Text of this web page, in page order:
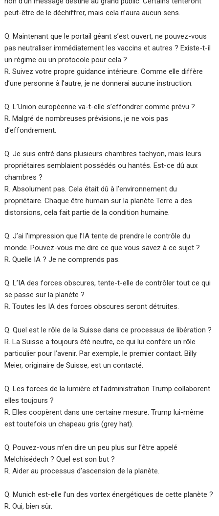
peut-être de le déchiffrer, mais cela n’aura aucun sens.
Q. Maintenant que le portail géant s’est ouvert, ne pouvez-vous
pas neutraliser immédiatement les vaccins et autres ? Existe-t-il
un régime ou un protocole pour cela ?
R. Suivez votre propre guidance intérieure. Comme elle diffère
d’une personne à l’autre, je ne donnerai aucune instruction.
Q. L’Union européenne va-t-elle s’effondrer comme prévu ?
R. Malgré de nombreuses prévisions, je ne vois pas
d’effondrement.
Q. Je suis entré dans plusieurs chambres tachyon, mais leurs
propriétaires semblaient possédés ou hantés. Est-ce dû aux
chambres ?
R. Absolument pas. Cela était dû à l’environnement du
propriétaire. Chaque être humain sur la planète Terre a des
distorsions, cela fait partie de la condition humaine.
Q. J’ai l’impression que l’IA tente de prendre le contrôle du
monde. Pouvez-vous me dire ce que vous savez à ce sujet ?
R. Quelle IA ? Je ne comprends pas.
Q. L’IA des forces obscures, tente-t-elle de contrôler tout ce qui
se passe sur la planète ?
R. Toutes les IA des forces obscures seront détruites.
Q. Quel est le rôle de la Suisse dans ce processus de libération ?
R. La Suisse a toujours été neutre, ce qui lui confère un rôle
particulier pour l’avenir. Par exemple, le premier contact. Billy
Meier, originaire de Suisse, est un contacté.
Q. Les forces de la lumière et l’administration Trump collaborent
elles toujours ?
R. Elles coopèrent dans une certaine mesure. Trump lui-même
est toutefois un chapeau gris (grey hat).
Q. Pouvez-vous m’en dire un peu plus sur l’être appelé
Melchisédech ? Quel est son but ?
R. Aider au processus d’ascension de la planète.
Q. Munich est-elle l’un des vortex énergétiques de cette planète ?
R. Oui, bien sûr.